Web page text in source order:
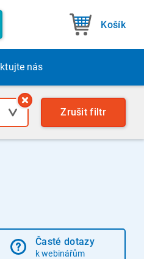
Košík
ujte nás
Zrušit filtr
Časté dotazy
k webinářům